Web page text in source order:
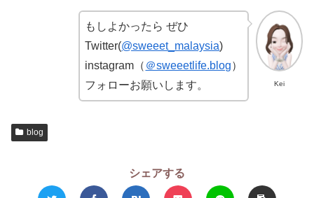
Kei
もしよかったら ぜひ
Twitter(@sweeet_malaysia)
instagram（ ＠sweeetlife.blog）
フォローお願いします。
blog
シェアする